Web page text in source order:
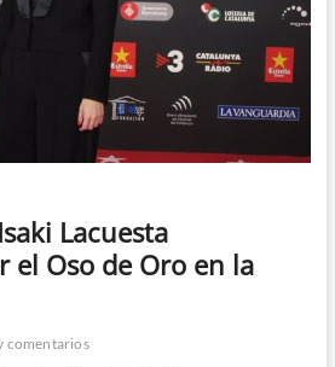
Lacuesta
el Oso de Oro en la
comentarios